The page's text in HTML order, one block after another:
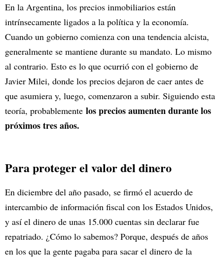
En la Argentina, los precios inmobiliarios están
intrínsecamente ligados a la política y la economía.
Cuando un gobierno comienza con una tendencia alcista,
generalmente se mantiene durante su mandato. Lo mismo
al contrario. Esto es lo que ocurrió con el gobierno de
Javier Milei, donde los precios dejaron de caer antes de
que asumiera y, luego, comenzaron a subir. Siguiendo esta
teoría, probablemente los precios aumenten durante los
próximos tres años.
Para proteger el valor del dinero
En diciembre del año pasado, se firmó el acuerdo de
intercambio de información fiscal con los Estados Unidos,
y así el dinero de unas 15.000 cuentas sin declarar fue
repatriado. ¿Cómo lo sabemos? Porque, después de años
en los que la gente pagaba para sacar el dinero de la